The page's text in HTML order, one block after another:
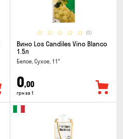
(0)
Вино Los Candiles Vino Blanco
1.5л
Белое, Сухое, 11°
0,00
грн за 1